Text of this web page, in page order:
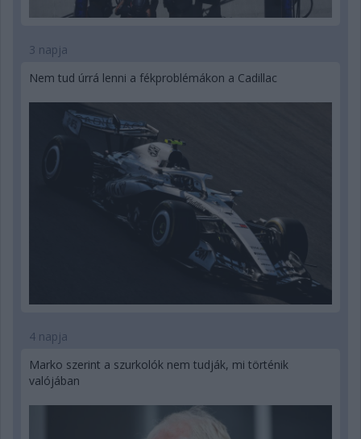
3 napja
Nem tud úrrá lenni a fékproblémákon a Cadillac
4 napja
Marko szerint a szurkolók nem tudják, mi történik
valójában